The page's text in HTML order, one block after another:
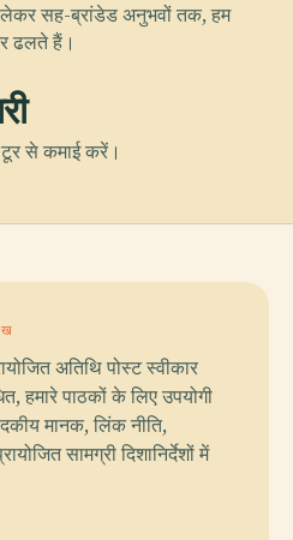
लेकर सह-ब्रांडेड अनुभवों तक, हम
ढलते हैं।
से कमाई करें।
अतिथि पोस्ट स्वीकार
हमारे पाठकों के लिए उपयोगी
मानक, लिंक नीति,
सामग्री दिशानिर्देशों में